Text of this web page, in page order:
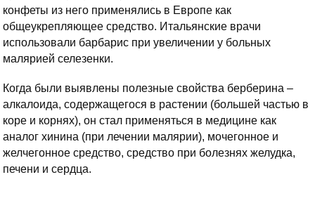
конфеты из него применялись в Европе как
общеукрепляющее средство. Итальянские врачи
использовали барбарис при увеличении у больных
малярией селезенки.
Когда были выявлены полезные свойства берберина –
алкалоида, содержащегося в растении (большей частью в
коре и корнях), он стал применяться в медицине как
аналог хинина (при лечении малярии), мочегонное и
желчегонное средство, средство при болезнях желудка,
печени и сердца.